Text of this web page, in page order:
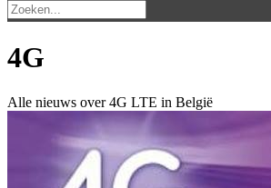
4G
Alle nieuws over 4G LTE in België